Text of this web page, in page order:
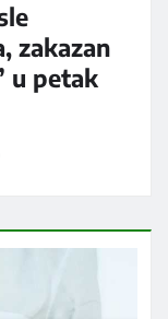
zakazan
u petak